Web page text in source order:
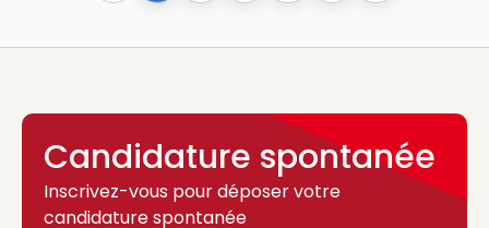
Candidature spontanée
Inscrivez-vous pour déposer votre
candidature spontanée